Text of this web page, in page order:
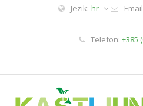
Jezik: hr
Telefon: +385